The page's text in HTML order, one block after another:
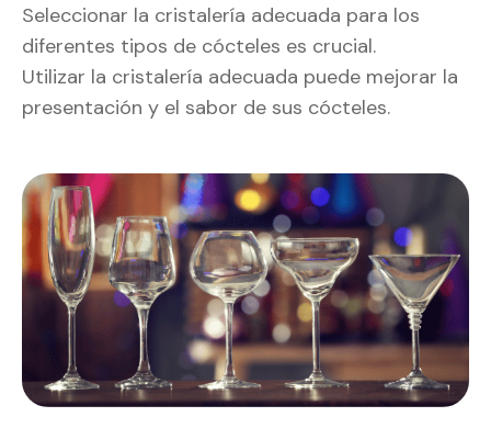
Seleccionar la cristalería adecuada para los
diferentes tipos de cócteles es crucial.
Utilizar la cristalería adecuada puede mejorar la
presentación y el sabor de sus cócteles.